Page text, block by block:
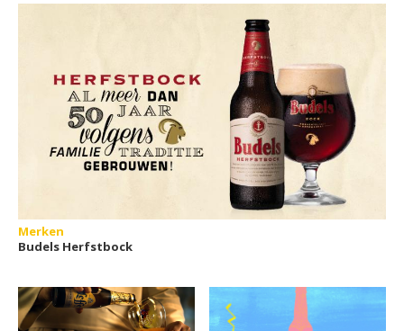
Merken
Budels Herfstbock